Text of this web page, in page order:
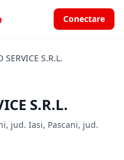
Conectare
SERVICE S.R.L.
S.R.L.
jud. Iasi, Pascani, jud.